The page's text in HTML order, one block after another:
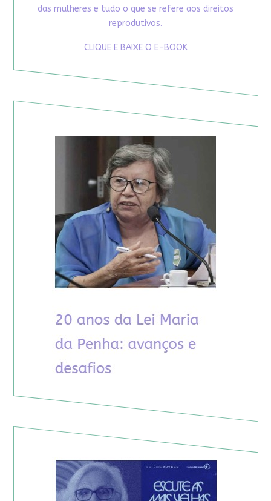
das mulheres e tudo o que se refere aos direitos
reprodutivos.
CLIQUE E BAIXE O E-BOOK